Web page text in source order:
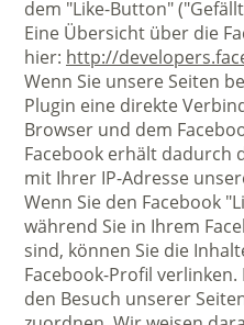
dem "Like-Button"
Eine Übersicht über die
hier: http://
Wenn Sie unsere Seiten
Plugin eine direkte
Browser und dem
Facebook erhält dadurch
mit Ihrer IP-Adresse
Wenn Sie den Facebook
während Sie in Ihrem
sind, können Sie die
Facebook-Profil
den Besuch unserer